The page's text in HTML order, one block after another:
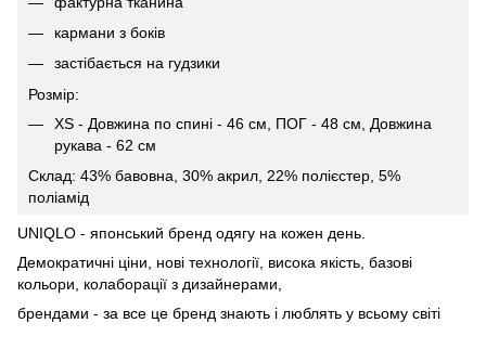
кармани з боків
застібається на гудзики
Розмір:
XS - Довжина по спині - 46 см, ПОГ - 48 см, Довжина
рукава - 62 см
Склад: 43% бавовна, 30% акрил, 22% полієстер, 5%
полiамiд
UNIQLO - японський бренд одягу на кожен день.
Демократичні ціни, нові технології, висока якість, базові
кольори, колаборації з дизайнерами,
брендами - за все це бренд знають і люблять у всьому світі